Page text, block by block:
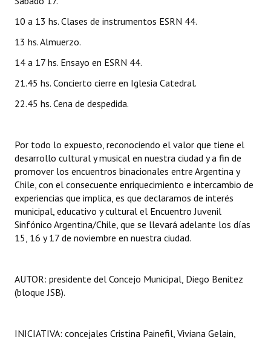
10 a 13 hs. Clases de instrumentos ESRN 44.
13 hs. Almuerzo.
14 a 17 hs. Ensayo en ESRN 44.
21.45 hs. Concierto cierre en Iglesia Catedral.
22.45 hs. Cena de despedida.
Por todo lo expuesto, reconociendo el valor que tiene el
desarrollo cultural y musical en nuestra ciudad y a fin de
promover los encuentros binacionales entre Argentina y
Chile, con el consecuente enriquecimiento e intercambio de
experiencias que implica, es que declaramos de interés
municipal, educativo y cultural el Encuentro Juvenil
Sinfónico Argentina/Chile, que se llevará adelante los días
15, 16 y 17 de noviembre en nuestra ciudad.
AUTOR: presidente del Concejo Municipal, Diego Benitez
(bloque JSB).
INICIATIVA: concejales Cristina Painefil, Viviana Gelain,